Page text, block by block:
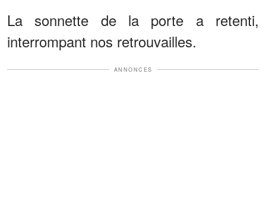
La sonnette de la porte a retenti,
interrompant nos retrouvailles.
ANNONCES